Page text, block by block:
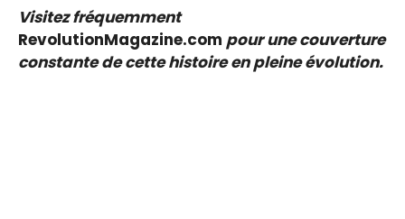
Visitez fréquemment
RevolutionMagazine.com pour une couverture
constante de cette histoire en pleine évolution.